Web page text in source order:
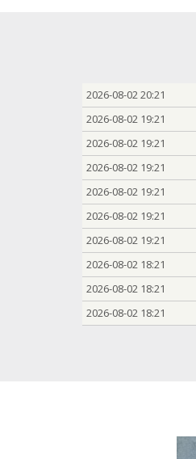
2026-08-02 20:21
2026-08-02 19:21
2026-08-02 19:21
2026-08-02 19:21
2026-08-02 19:21
2026-08-02 19:21
2026-08-02 19:21
2026-08-02 18:21
2026-08-02 18:21
2026-08-02 18:21